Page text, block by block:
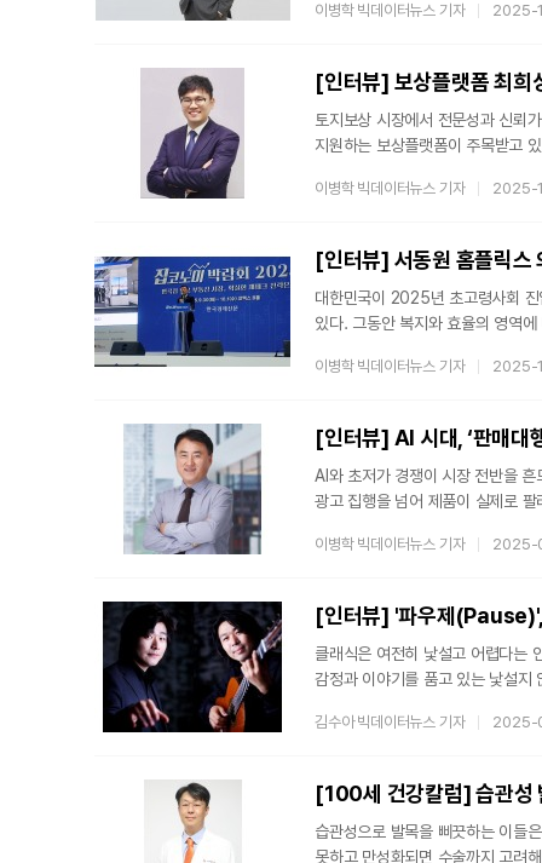
금융과 유통, 데이터, 그리고 사회
치부하기 전에, 왜 이것이 현실적
이병학 빅데이터뉴스 기자 2025-
[인터뷰] 보상플랫폼 최희
토지보상 시장에서 전문성과 신뢰
지원하는 보상플랫폼이 주목받고
A. 저희가 가장 강조하는 메시지는
전략을 제시하는 것을 최우선 가
이병학 빅데이터뉴스 기자 2025-
[인터뷰] 서동원 홈플릭스
대한민국이 2025년 초고령사회
있다. 그동안 복지와 효율의 영역
시니어 레지던스 ‘아우름 레지던
기업이다. 시니어 자산관리 법인 '
이병학 빅데이터뉴스 기자 2025-
[인터뷰] AI 시대, ‘판매대
AI와 초저가 경쟁이 시장 전반을
광고 집행을 넘어 제품이 실제로 팔
수 있는 전략에 대해 들어봤다.Q.
할인 경쟁을 벌이고 있습니다. 여
이병학 빅데이터뉴스 기자 2025-
[인터뷰] '파우제(Pause)',
클래식은 여전히 낯설고 어렵다는
감정과 이야기를 품고 있는 낯설지
벗이다. 그들이 다시 함께 무대에
조성진, 임윤찬 같은 세계적인 아
김수아 빅데이터뉴스 기자 2025-
[100세 건강칼럼] 습관성
습관성으로 발목을 삐끗하는 이들
못하고 만성화되면 수술까지 고려